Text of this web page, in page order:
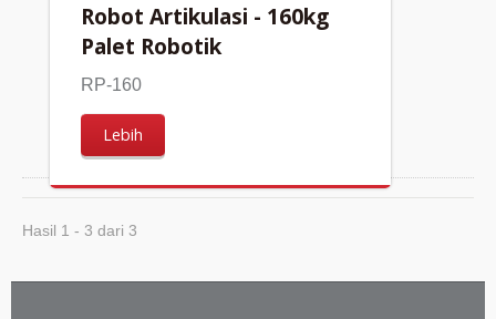
Robot Artikulasi - 160kg
Palet Robotik
RP-160
Lebih
Hasil 1 - 3 dari 3